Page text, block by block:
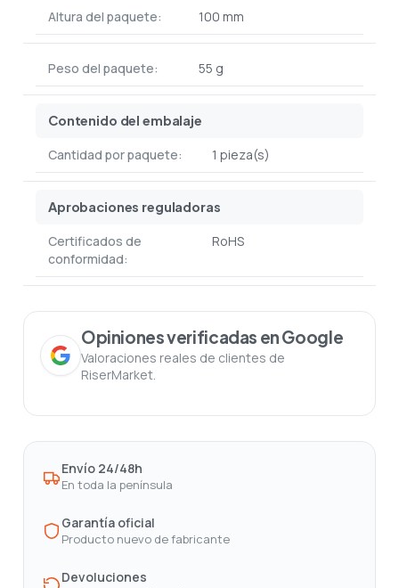
Altura del paquete: 100 mm
Peso del paquete: 55 g
Contenido del embalaje
Cantidad por paquete: 1 pieza(s)
Aprobaciones reguladoras
Certificados de
conformidad:
RoHS
Opiniones verificadas en Google
Valoraciones reales de clientes de
RiserMarket.
Envío 24/48h
En toda la península
Garantía oficial
Producto nuevo de fabricante
Devoluciones